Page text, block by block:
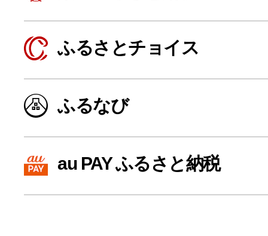
よく見られている返礼品
ふるさと納税徹底比較
ふるさとチョイス
ふるなび
au PAY ふるさと納税